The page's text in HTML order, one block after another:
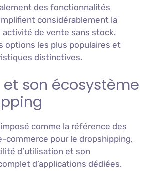
des fonctionnalités
considérablement la
activité de vente sans stock.
options les plus populaires et
distinctives.
et son écosystème
comme la référence des
commerce pour le dropshipping,
d’utilisation et son
d’applications dédiées.